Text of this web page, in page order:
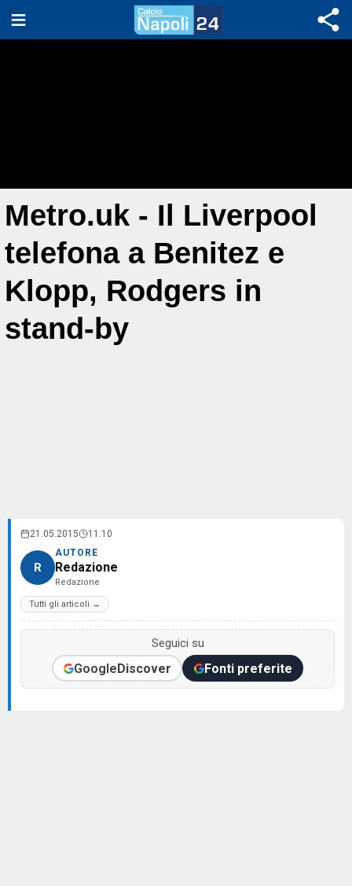
Metro.uk - Il Liverpool
telefona a Benitez e
Klopp, Rodgers in
stand-by
21.05.2015 11:10
R
AUTORE
Redazione
Redazione
Tutti gli articoli →
Seguici su
GoogleDiscover Fonti preferite